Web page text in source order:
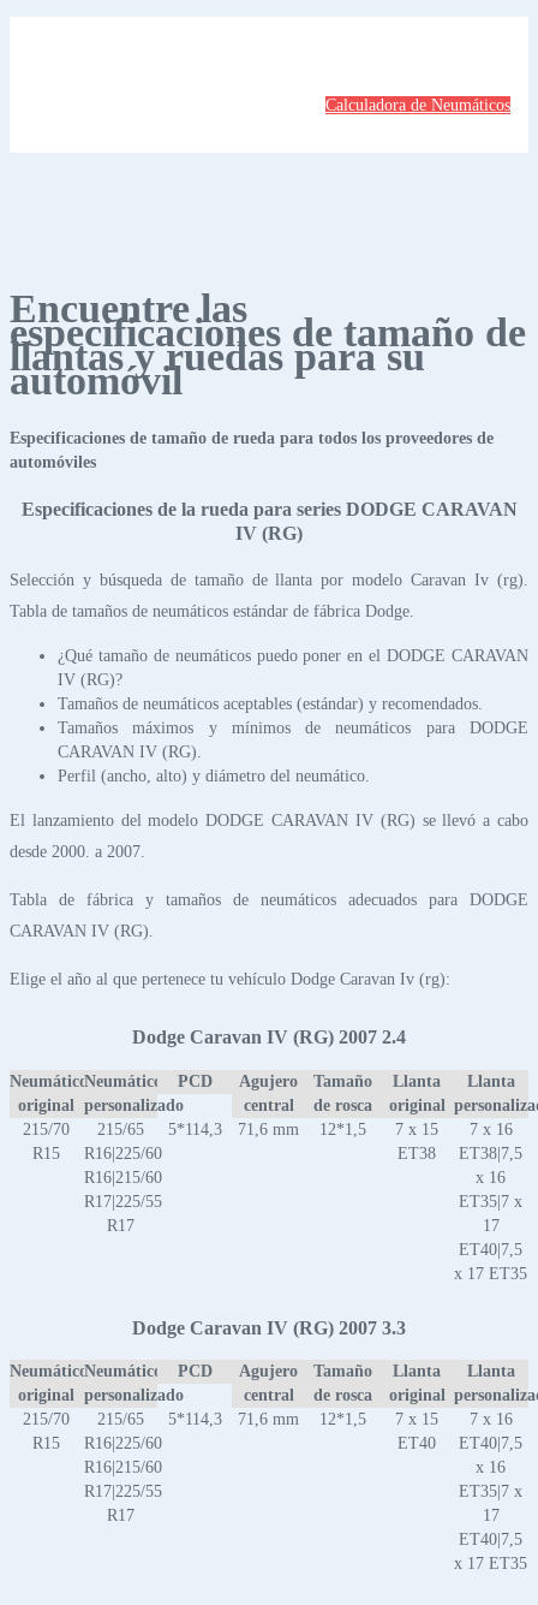
Calculadora de Neumáticos
Encuentre las
especificaciones de tamaño de
llantas y ruedas para su
automóvil
Especificaciones de tamaño de rueda para todos los proveedores de
automóviles
Especificaciones de la rueda para series DODGE CARAVAN
IV (RG)
Selección y búsqueda de tamaño de llanta por modelo Caravan Iv (rg).
Tabla de tamaños de neumáticos estándar de fábrica Dodge.
¿Qué tamaño de neumáticos puedo poner en el DODGE CARAVAN
IV (RG)?
Tamaños de neumáticos aceptables (estándar) y recomendados.
Tamaños máximos y mínimos de neumáticos para DODGE
CARAVAN IV (RG).
Perfil (ancho, alto) y diámetro del neumático.
El lanzamiento del modelo DODGE CARAVAN IV (RG) se llevó a cabo
desde 2000. a 2007.
Tabla de fábrica y tamaños de neumáticos adecuados para DODGE
CARAVAN IV (RG).
Elige el año al que pertenece tu vehículo Dodge Caravan Iv (rg):
Dodge Caravan IV (RG) 2007 2.4
Neumático
original
Neumático
personalizado
PCD
Agujero
central
Tamaño
de rosca
Llanta
original
Llanta
215/70
R15
215/65
R16|225/60
R16|215/60
R17|225/55
R17
5*114,3 71,6 mm 12*1,5
7 x 15
ET38
7 x 16
ET38|7,5
x 16
ET35|7 x
17
ET40|7,5
x 17 ET35
Dodge Caravan IV (RG) 2007 3.3
Neumático
original
Neumático
personalizado
PCD
Agujero
central
Tamaño
de rosca
Llanta
original
Llanta
215/70
R15
215/65
R16|225/60
R16|215/60
R17|225/55
R17
5*114,3 71,6 mm 12*1,5
7 x 15
ET40
7 x 16
ET40|7,5
x 16
ET35|7 x
17
ET40|7,5
x 17 ET35